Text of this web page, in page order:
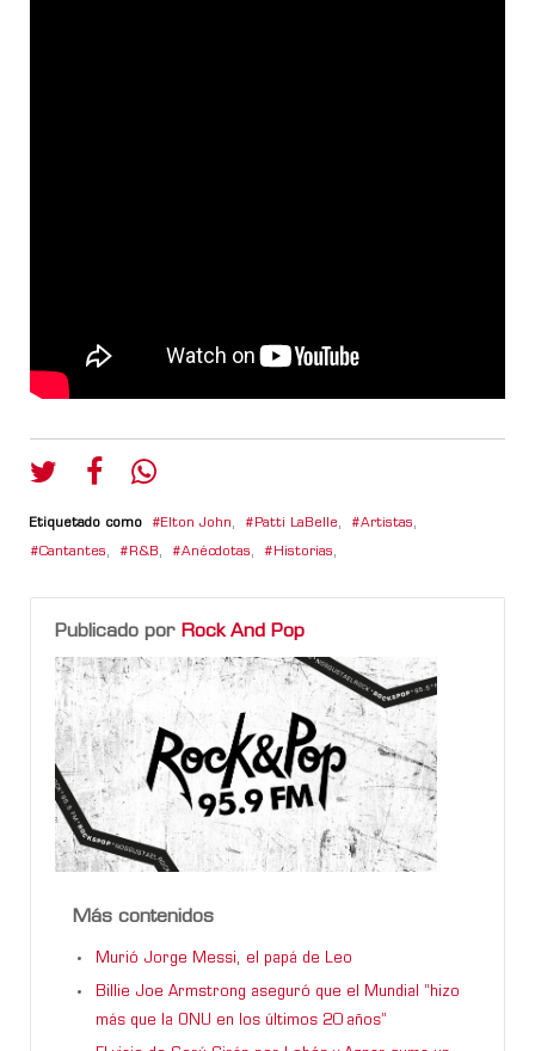
Etiquetado como Elton John, Patti LaBelle, Artistas,
Cantantes, R&B, Anécdotas, Historias,
Publicado por Rock And Pop
Más contenidos
Murió Jorge Messi, el papá de Leo
Billie Joe Armstrong aseguró que el Mundial “hizo
más que la ONU en los últimos 20 años”